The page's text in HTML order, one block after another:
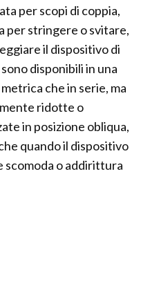
per scopi di coppia,
per stringere o svitare,
il dispositivo di
disponibili in una
che in serie, ma
ridotte o
in posizione obliqua,
quando il dispositivo
scomoda o addirittura